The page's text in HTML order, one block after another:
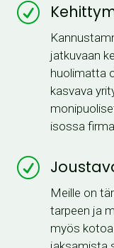
R
jatkuvaan
huolimatta
kasvava
isossa
R
Meille on
tarpeen ja
myös